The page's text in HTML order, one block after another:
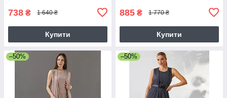
738 ₴ 1 640 ₴
Купити
885 ₴ 1 770 ₴
Купити
–50% –50%